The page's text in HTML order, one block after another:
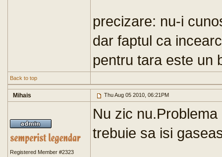
precizare: nu-i
dar faptul ca
pentru tara este un
Back to top
Mihais Thu Aug 05 2010, 06:21PM
Registered Member #2323
Nu zic
trebuie sa isi